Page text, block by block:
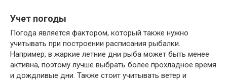
Учет погоды
Погода является фактором, который также нужно
учитывать при построении расписания рыбалки.
Например, в жаркие летние дни рыба может быть менее
активна, поэтому лучше выбрать более прохладное время
и дождливые дни. Также стоит учитывать ветер и